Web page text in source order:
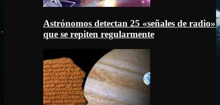
Astrónomos detectan 25 «señales de radio»
que se repiten regularmente